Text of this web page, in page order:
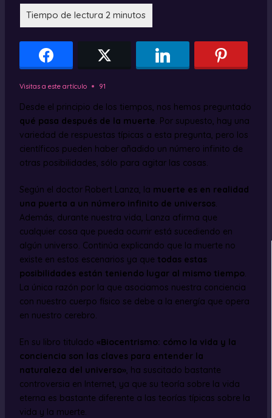
Visitas a este artículo 91
Desde el principio de los tiempos, nos hemos preguntado
qué pasa después de la muerte. Por supuesto, hay una
variedad de respuestas típicas a esta pregunta, pero los
científicos pueden haber añadido un número infinito de
otras posibilidades, sólo para agitar las cosas.
Según el doctor Robert Lanza, la muerte es en realidad
una puerta a un número infinito de universos.
Además, durante nuestra vida, Lanza afirma que
cualquier cosa que pueda ocurrir está sucediendo en
algún universo. Continúa explicando que la muerte no
existe en estos escenarios ya que todas estas
posibilidades están teniendo lugar al mismo tiempo.
La única razón por la que asociamos nuestra conciencia
con nuestro cuerpo físico se debe a la energía que opera
en nuestro cerebro.
En su libro titulado «Biocentrismo: cómo la vida y la
conciencia son las claves para entender la
naturaleza del universo», ha suscitado bastante
controversia en Internet, ya que su teoría sobre la vida
eterna es bastante diferente a las teorías típicas sobre la
vida y la muerte.